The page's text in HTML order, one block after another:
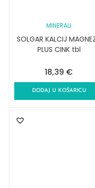
MINERALI
SOLGAR KALCIJ
PLUS CINK tbl
18,39 €
DODAJ U KOŠARICU